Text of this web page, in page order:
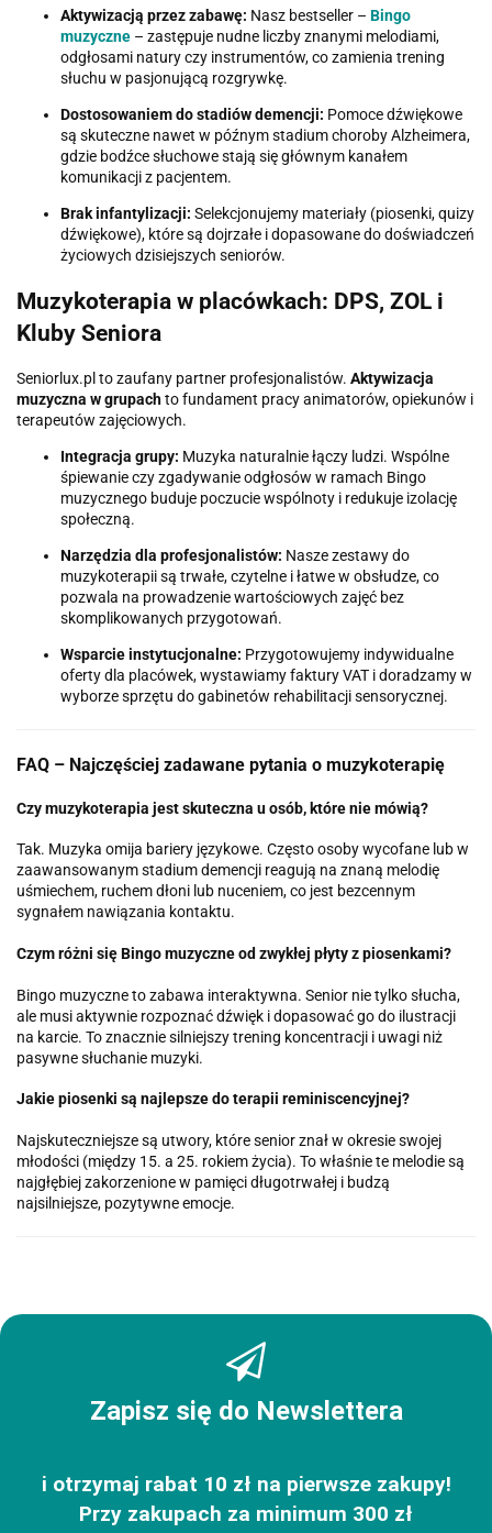
Aktywizacją przez zabawę: Nasz bestseller – Bingo
muzyczne – zastępuje nudne liczby znanymi melodiami,
odgłosami natury czy instrumentów, co zamienia trening
słuchu w pasjonującą rozgrywkę.
Dostosowaniem do stadiów demencji: Pomoce dźwiękowe
są skuteczne nawet w późnym stadium choroby Alzheimera,
gdzie bodźce słuchowe stają się głównym kanałem
komunikacji z pacjentem.
Brak infantylizacji: Selekcjonujemy materiały (piosenki, quizy
dźwiękowe), które są dojrzałe i dopasowane do doświadczeń
życiowych dzisiejszych seniorów.
Muzykoterapia w placówkach: DPS, ZOL i
Kluby Seniora
Seniorlux.pl to zaufany partner profesjonalistów. Aktywizacja
muzyczna w grupachto fundament pracy animatorów, opiekunów i
terapeutów zajęciowych.
Integracja grupy: Muzyka naturalnie łączy ludzi. Wspólne
śpiewanie czy zgadywanie odgłosów w ramach Bingo
muzycznego buduje poczucie wspólnoty i redukuje izolację
społeczną.
Narzędzia dla profesjonalistów: Nasze zestawy do
muzykoterapii są trwałe, czytelne i łatwe w obsłudze, co
pozwala na prowadzenie wartościowych zajęć bez
skomplikowanych przygotowań.
Wsparcie instytucjonalne: Przygotowujemy indywidualne
oferty dla placówek, wystawiamy faktury VAT i doradzamy w
wyborze sprzętu do gabinetów rehabilitacji sensorycznej.
FAQ – Najczęściej zadawane pytania o muzykoterapię
Czy muzykoterapia jest skuteczna u osób, które nie mówią?
Tak. Muzyka omija bariery językowe. Często osoby wycofane lub w
zaawansowanym stadium demencji reagują na znaną melodię
uśmiechem, ruchem dłoni lub nuceniem, co jest bezcennym
sygnałem nawiązania kontaktu.
Czym różni się Bingo muzyczne od zwykłej płyty z piosenkami?
Bingo muzyczne to zabawa interaktywna. Senior nie tylko słucha,
ale musi aktywnie rozpoznać dźwięk i dopasować go do ilustracji
na karcie. To znacznie silniejszy trening koncentracji i uwagi niż
pasywne słuchanie muzyki.
Jakie piosenki są najlepsze do terapii reminiscencyjnej?
Najskuteczniejsze są utwory, które senior znał w okresie swojej
młodości (między 15. a 25. rokiem życia). To właśnie te melodie są
najgłębiej zakorzenione w pamięci długotrwałej i budzą
najsilniejsze, pozytywne emocje.
Zapisz się do Newslettera
i otrzymaj rabat 10 zł na pierwsze zakupy!
Przy zakupach za minimum 300 zł